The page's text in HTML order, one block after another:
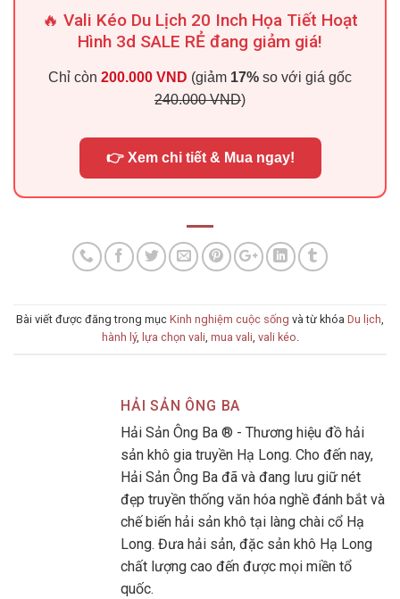
🔥 Vali Kéo Du Lịch 20 Inch Họa Tiết Hoạt
Hình 3d SALE RẺ đang giảm giá!
Chỉ còn 200.000 VND (giảm 17% so với giá gốc
240.000 VND)
👉 Xem chi tiết & Mua ngay!
Bài viết được đăng trong mục Kinh nghiệm cuộc sống và từ khóa Du lịch,
hành lý, lựa chọn vali, mua vali, vali kéo.
HẢI SẢN ÔNG BA
Hải Sản Ông Ba ® - Thương hiệu đồ hải
sản khô gia truyền Hạ Long. Cho đến nay,
Hải Sản Ông Ba đã và đang lưu giữ nét
đẹp truyền thống văn hóa nghề đánh bắt và
chế biến hải sản khô tại làng chài cổ Hạ
Long. Đưa hải sản, đặc sản khô Hạ Long
chất lượng cao đến được mọi miền tổ
quốc.